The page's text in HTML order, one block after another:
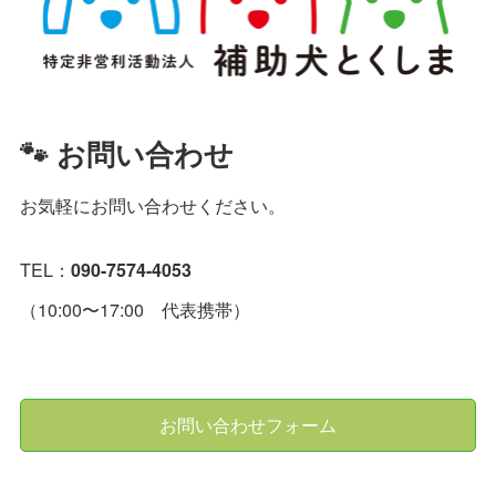
🐾 お問い合わせ
お気軽にお問い合わせください。
TEL：090-7574-4053
（10:00〜17:00 代表携帯）
お問い合わせフォーム